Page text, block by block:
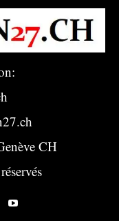
CH